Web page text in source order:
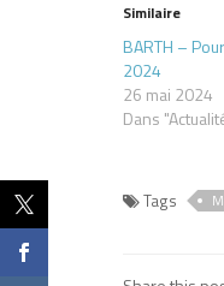
Similaire
BARTH –
2024
26 mai 2024
Dans
Tags